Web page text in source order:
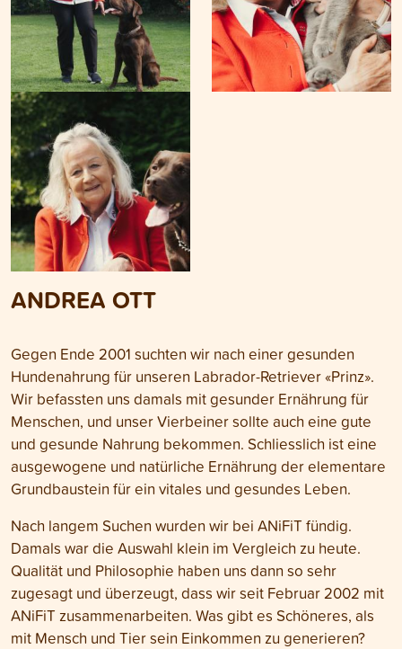
ANDREA OTT
Gegen Ende 2001 suchten wir nach einer gesunden
Hundenahrung für unseren Labrador-Retriever «Prinz».
Wir befassten uns damals mit gesunder Ernährung für
Menschen, und unser Vierbeiner sollte auch eine gute
und gesunde Nahrung bekommen. Schliesslich ist eine
ausgewogene und natürliche Ernährung der elementare
Grundbaustein für ein vitales und gesundes Leben.
Nach langem Suchen wurden wir bei ANiFiT fündig.
Damals war die Auswahl klein im Vergleich zu heute.
Qualität und Philosophie haben uns dann so sehr
zugesagt und überzeugt, dass wir seit Februar 2002 mit
ANiFiT zusammenarbeiten. Was gibt es Schöneres, als
mit Mensch und Tier sein Einkommen zu generieren?